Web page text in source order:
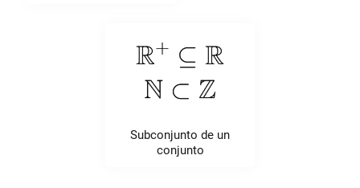
Subconjunto de un
conjunto